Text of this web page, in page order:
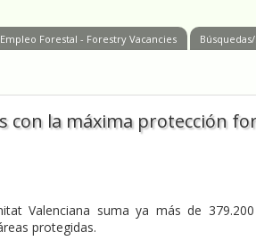
Empleo Forestal - Forestry Vacancies
con la máxima protección
Valenciana suma ya más de 379.200
protegidas.